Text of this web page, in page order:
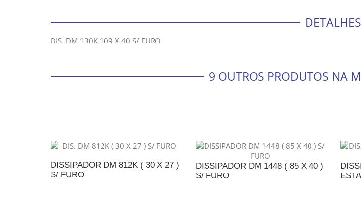
DETALHES
DIS. DM 130K 109 X 40 S/ FURO
9 OUTROS PRODUTOS NA
DISSIPADOR DM 812K ( 30 X 27 )
S/ FURO
DISSIPADOR DM 1448 ( 85 X 40 )
S/ FURO